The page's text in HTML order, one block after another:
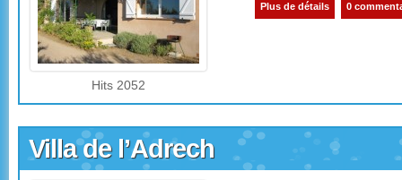
Hits 2052
Plus de détails 0
Villa de l’Adrech